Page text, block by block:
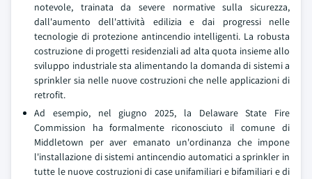
notevole, trainata da severe normative sulla sicurezza,
dall'aumento dell'attività edilizia e dai progressi nelle
tecnologie di protezione antincendio intelligenti. La robusta
costruzione di progetti residenziali ad alta quota insieme allo
sviluppo industriale sta alimentando la domanda di sistemi a
sprinkler sia nelle nuove costruzioni che nelle applicazioni di
retrofit.
Ad esempio, nel giugno 2025, la Delaware State Fire
Commission ha formalmente riconosciuto il comune di
Middletown per aver emanato un'ordinanza che impone
l'installazione di sistemi antincendio automatici a sprinkler in
tutte le nuove costruzioni di case unifamiliari e bifamiliari e di